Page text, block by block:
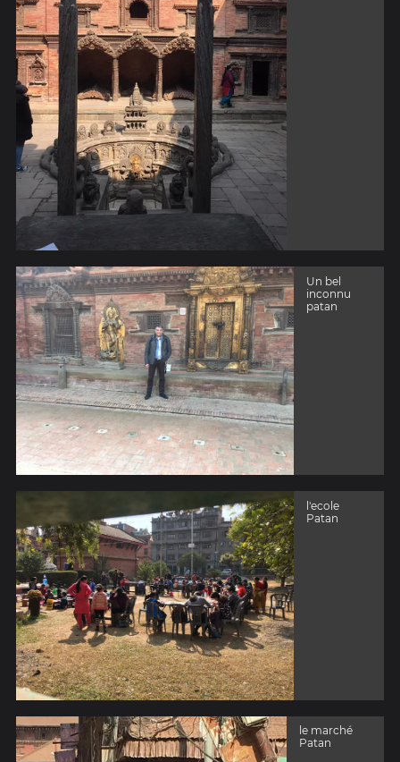
Un bel
inconnu
patan
l'ecole
Patan
le marché
Patan